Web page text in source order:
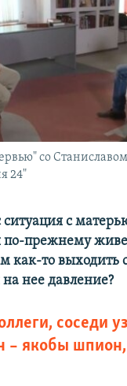
со
24"
ситуация с
по-прежнему
как-то выходить
нее давление?
соседи
– якобы шпион,